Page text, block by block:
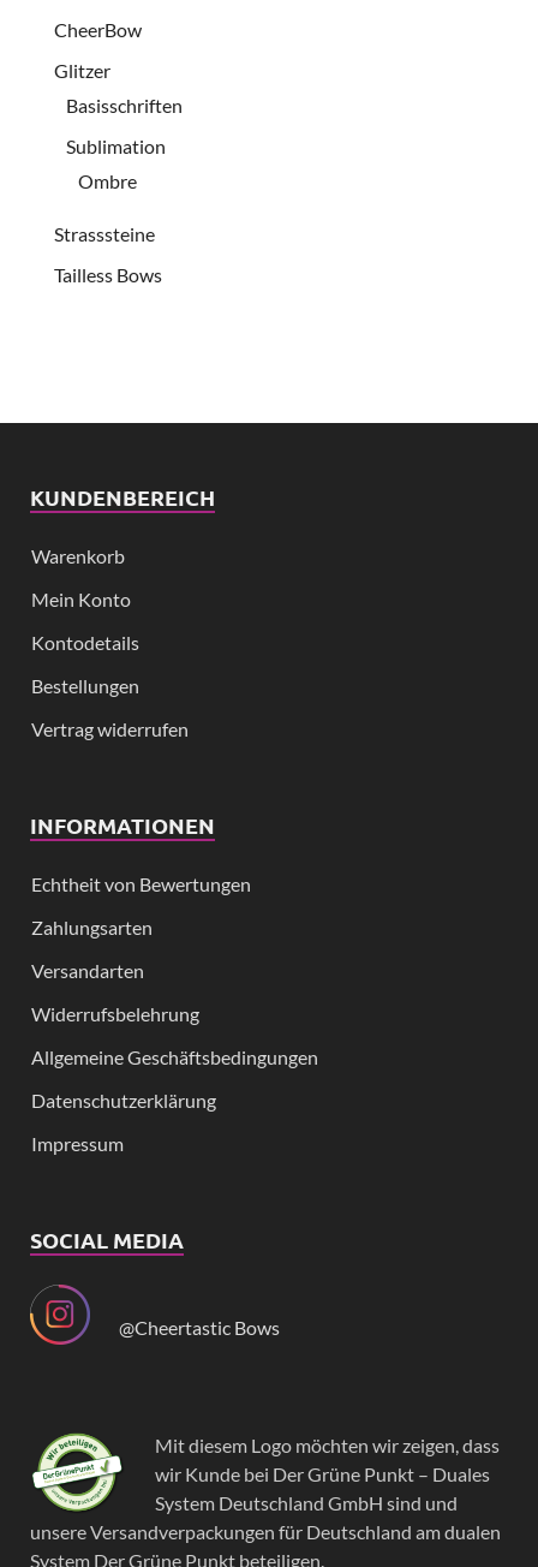
CheerBow
Glitzer
Basisschriften
Sublimation
Ombre
Strasssteine
Tailless Bows
KUNDENBEREICH
Warenkorb
Mein Konto
Kontodetails
Bestellungen
Vertrag widerrufen
INFORMATIONEN
Echtheit von Bewertungen
Zahlungsarten
Versandarten
Widerrufsbelehrung
Allgemeine Geschäftsbedingungen
Datenschutzerklärung
Impressum
SOCIAL MEDIA
@Cheertastic Bows
Mit diesem Logo möchten wir zeigen, dass
wir Kunde bei Der Grüne Punkt – Duales
System Deutschland GmbH sind und
unsere Versandverpackungen für Deutschland am dualen
System Der Grüne Punkt beteiligen.